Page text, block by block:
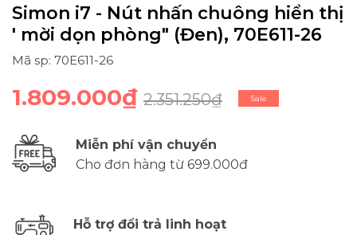
Simon i7 - Nút nhấn chuông hiển thị
' mời dọn phòng" (Đen), 70E611-26
Mã sp: 70E611-26
1.809.000₫ 2.351.250₫ Sale
Miễn phí vận chuyển
Cho đơn hàng từ 699.000đ
Hỗ trợ đổi trả linh hoạt